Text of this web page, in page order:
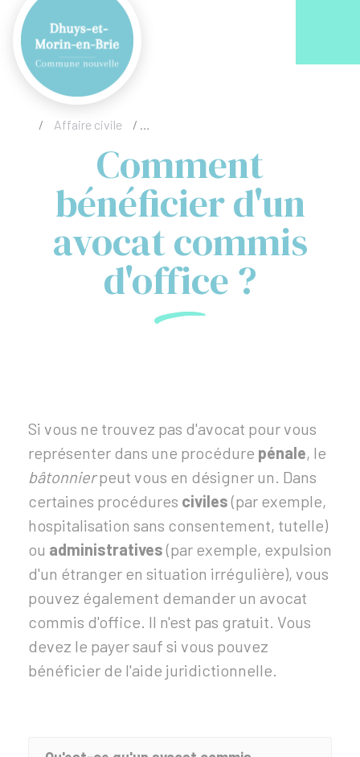
/ Affaire civile / Comment bénéficier d'un avocat
Comment
bénéficier d'un
avocat commis
d'office ?
Si vous ne trouvez pas d'avocat pour vous
représenter dans une procédure pénale, le
bâtonnierpeut vous en désigner un. Dans
certaines procédures civiles(par exemple,
hospitalisation sans consentement, tutelle)
ou administratives(par exemple, expulsion
d'un étranger en situation irrégulière), vous
pouvez également demander un avocat
commis d'office. Il n'est pas gratuit. Vous
devez le payer sauf si vous pouvez
bénéficier de l'aide juridictionnelle.